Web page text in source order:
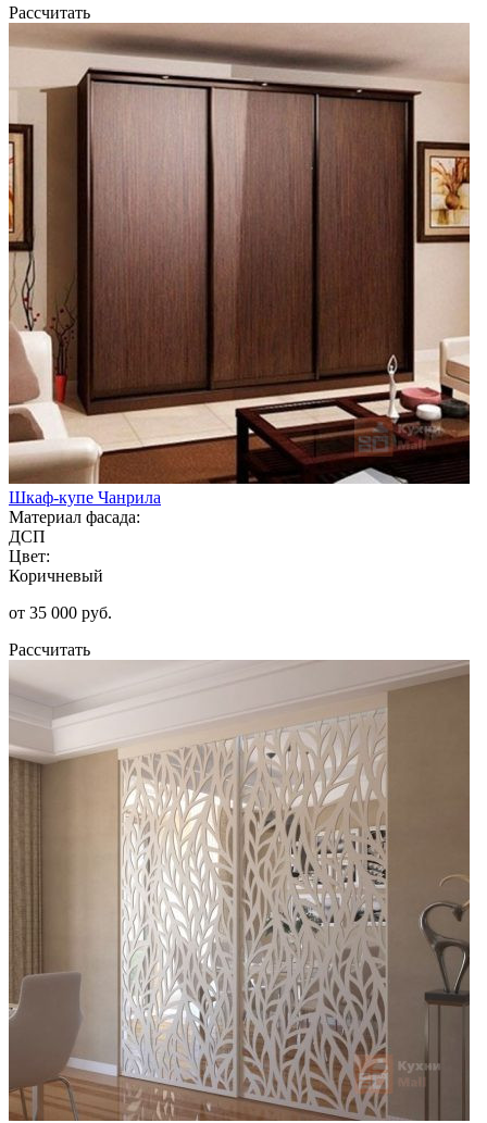
Рассчитать
Шкаф-купе Чанрила
Материал фасада:
ДСП
Цвет:
Коричневый
от 35 000 руб.
Рассчитать